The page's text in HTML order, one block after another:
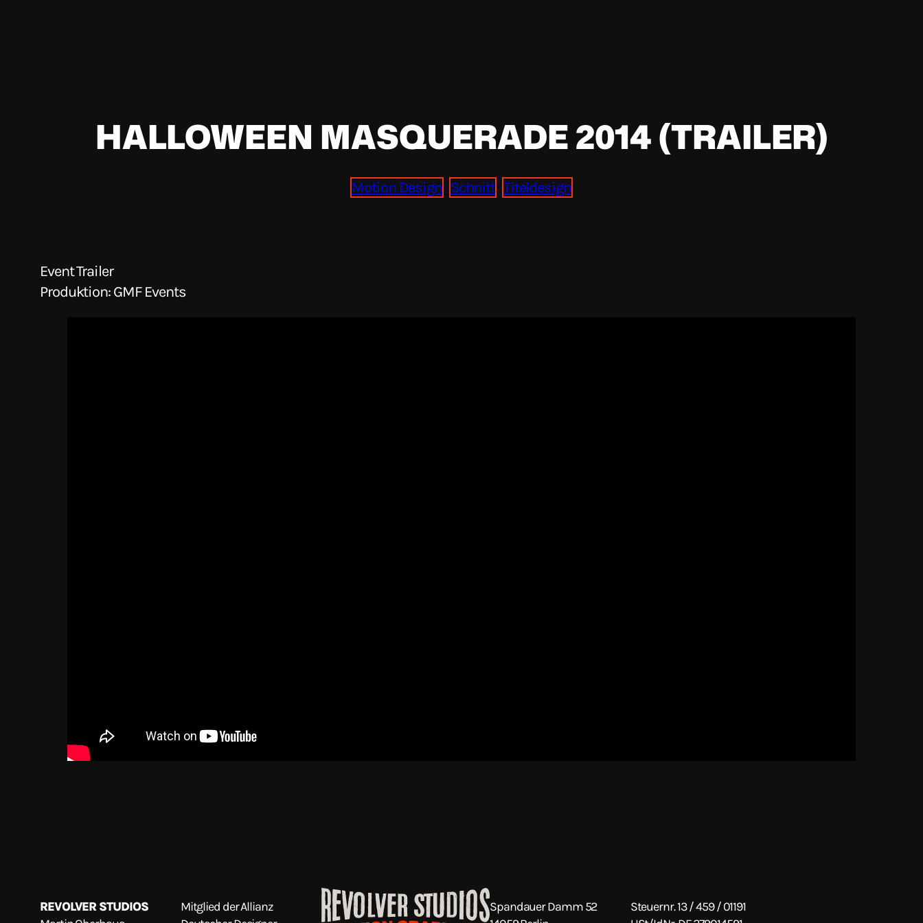
HALLOWEEN MASQUERADE 2014 (TRAILER)
Motion Design Schnitt Titeldesign
Event Trailer
Produktion: GMF Events
REVOLVER STUDIOS
Mitglied der Allianz
Spandauer Damm 52
Steuernr. 13 / 459 / 01191